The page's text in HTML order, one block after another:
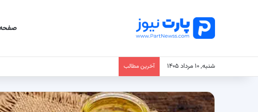
شنبه, ۱۰ مرداد ۱۴۰۵ آخرین مطالب